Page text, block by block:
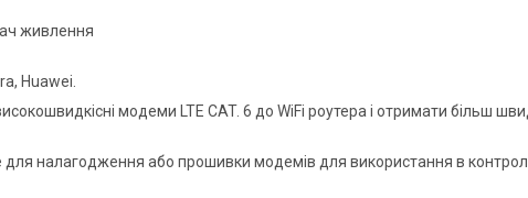
живлення
Huawei.
модеми LTE CAT. 6 до WiFi роутера і отримати більш
налагодження або прошивки модемів для використання в